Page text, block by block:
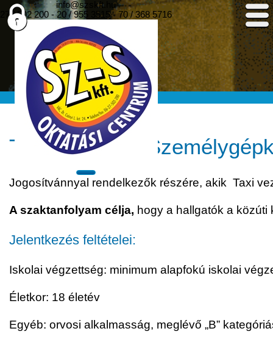
info@szskft.hu
27 / 502 200 -20 / 955 3515- 70 / 368 5716
TAXI vezető –
Jogosítvánnyal rendelkezők részére, akik Taxi
A szaktanfolyam célja, hogy a hallgatók a
Jelentkezés feltételei:
Iskolai végzettség: minimum alapfokú iskolai
Életkor: 18 életév
Egyéb: orvosi alkalmasság, meglévő „B”